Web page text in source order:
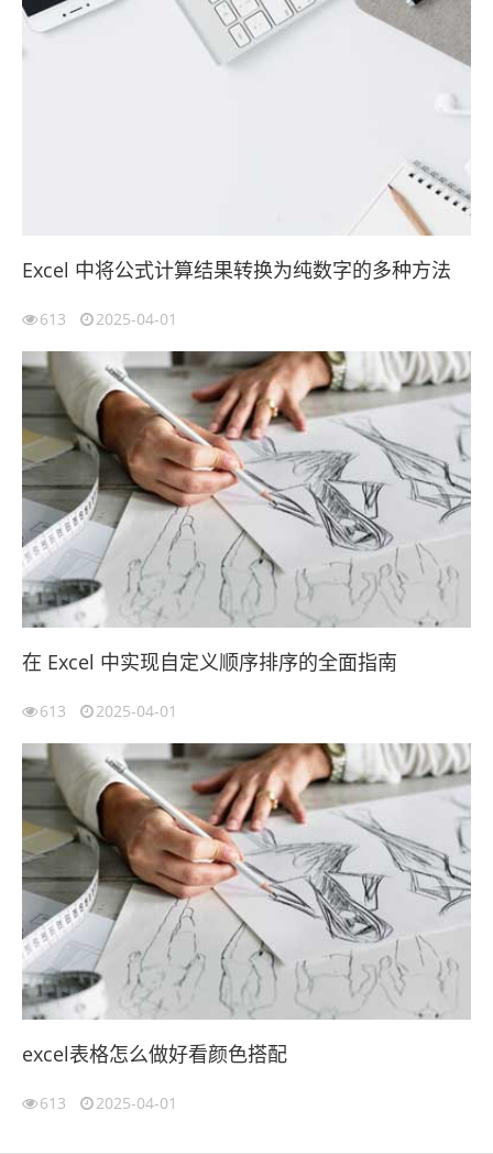
Excel 中将公式计算结果转换为纯数字的多种方法
613 2025-04-01
在 Excel 中实现自定义顺序排序的全面指南
613 2025-04-01
excel表格怎么做好看颜色搭配
613 2025-04-01